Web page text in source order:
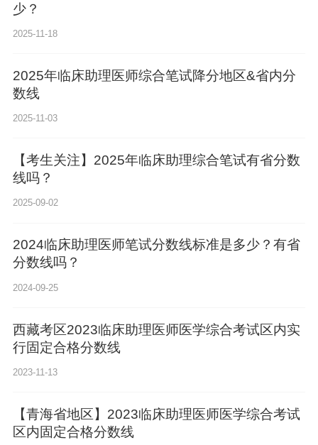
少？
2025-11-18
2025年临床助理医师综合笔试降分地区&省内分
数线
2025-11-03
【考生关注】2025年临床助理综合笔试有省分数
线吗？
2025-09-02
2024临床助理医师笔试分数线标准是多少？有省
分数线吗？
2024-09-25
西藏考区2023临床助理医师医学综合考试区内实
行固定合格分数线
2023-11-13
【青海省地区】2023临床助理医师医学综合考试
区内固定合格分数线